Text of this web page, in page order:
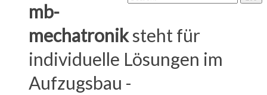
mb-
mechatroniksteht für
individuelle Lösungen im
Aufzugsbau -